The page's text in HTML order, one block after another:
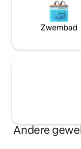
Zwembad
Andere